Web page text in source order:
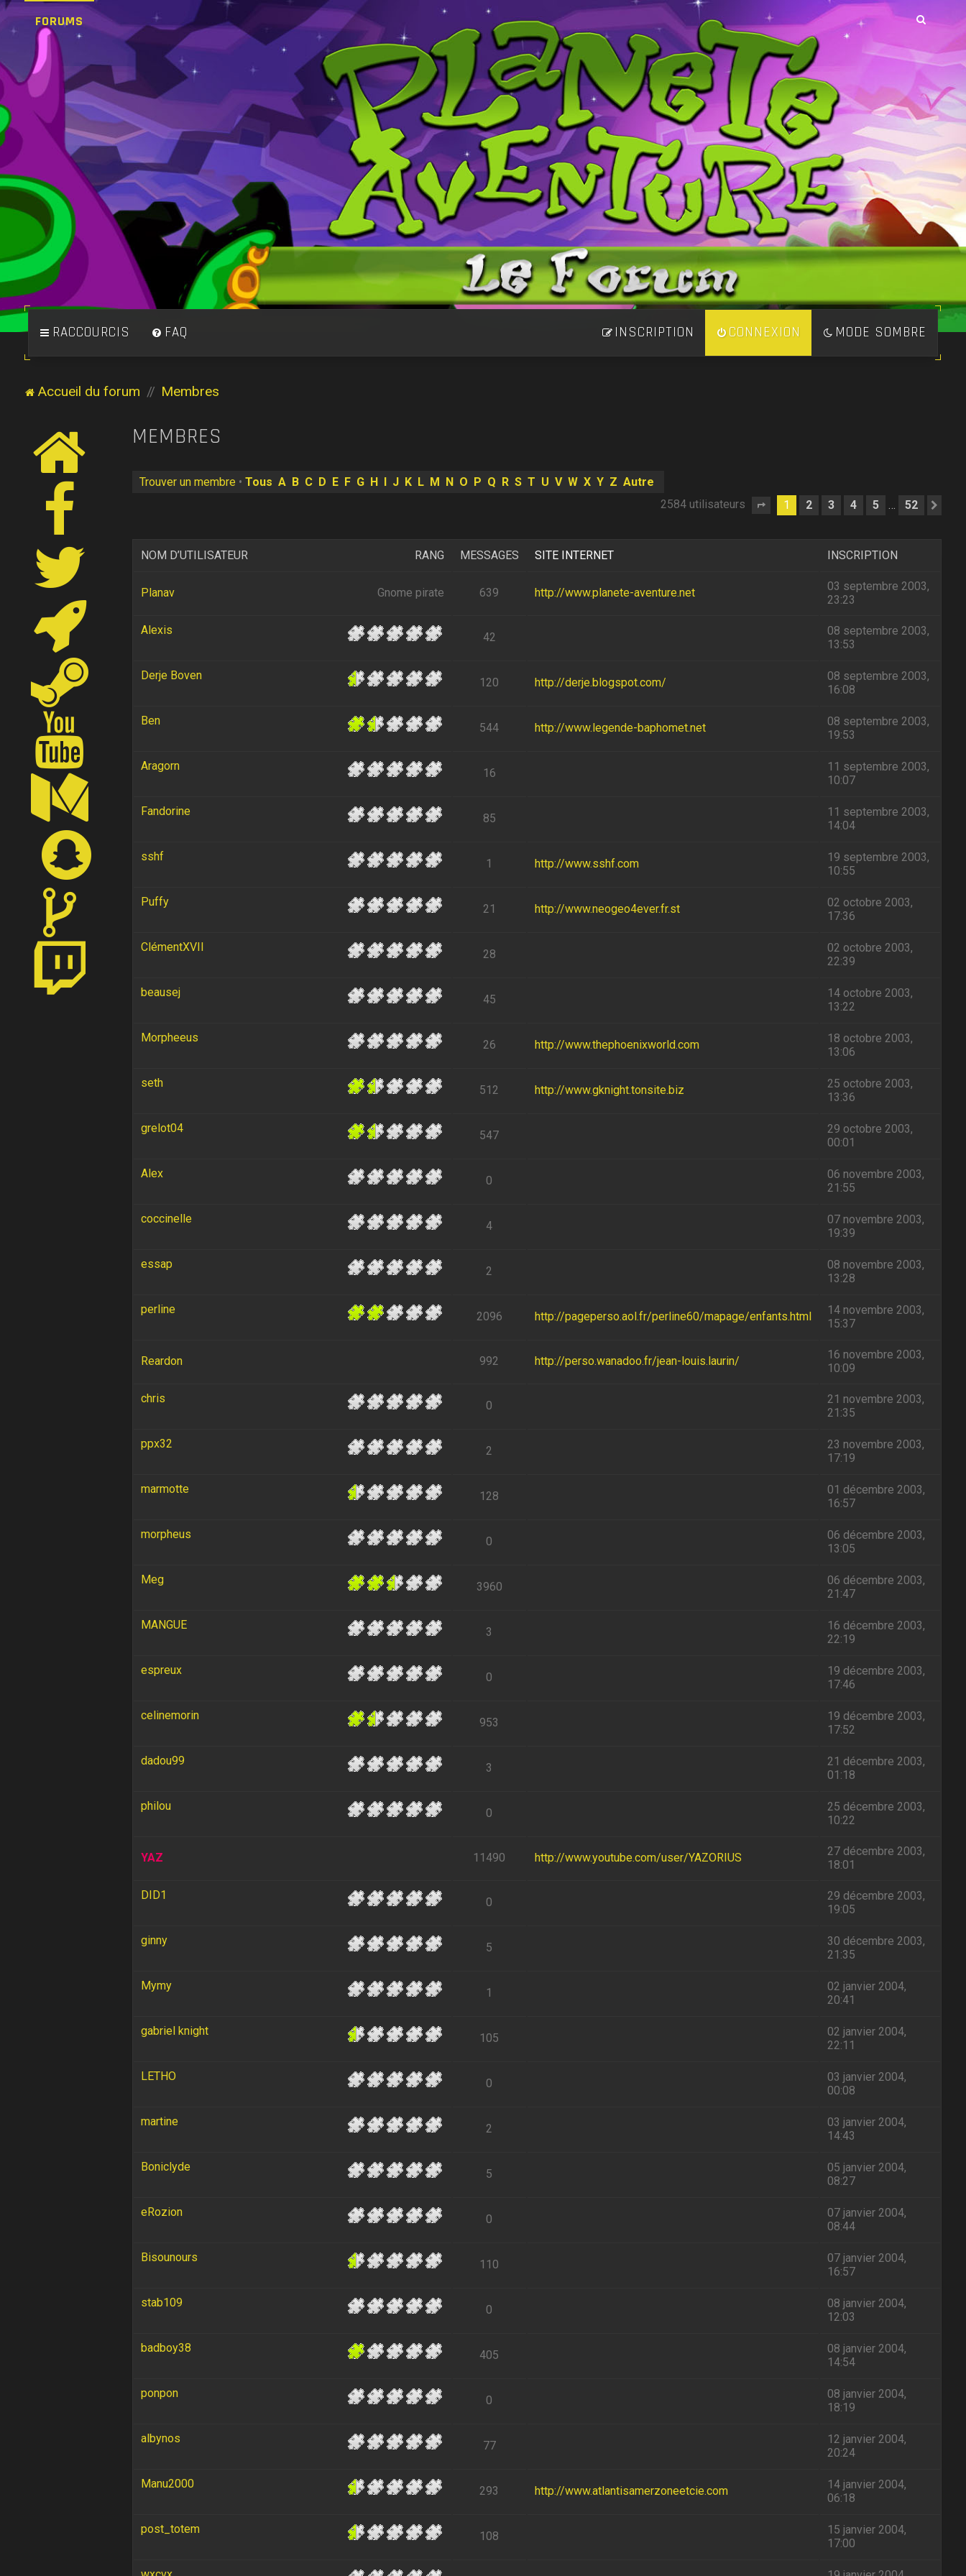
FORUMS
RACCOURCIS MODE SOMBRE
FAQ CONNEXION
INSCRIPTION
Accueil du forum Membres
MEMBRES
Trouver un membre • Tous A B C D E F G H I J K L M N O P Q R S T U V W X Y Z Autre
2584 utilisateurs
Page 1sur52
1 2 3 4 5 … 52
RANG
NOM D’UTILISATEUR MESSAGES SITE INTERNET INSCRIPTION
Gnome pirate
Planav 639 http://www.planete-aventure.net
03 septembre 2003,
23:23
Alexis
42
08 septembre 2003,
13:53
Derje Boven
120 http://derje.blogspot.com/
08 septembre 2003,
16:08
Ben
544 http://www.legende-baphomet.net
08 septembre 2003,
19:53
Aragorn
16
11 septembre 2003,
10:07
Fandorine
85
11 septembre 2003,
14:04
sshf
1 http://www.sshf.com
19 septembre 2003,
10:55
Puffy
21 http://www.neogeo4ever.fr.st
02 octobre 2003,
17:36
ClémentXVII
28
02 octobre 2003,
22:39
beausej
45
14 octobre 2003,
13:22
Morpheeus
26 http://www.thephoenixworld.com
18 octobre 2003,
13:06
seth
512 http://www.gknight.tonsite.biz
25 octobre 2003,
13:36
grelot04
547
29 octobre 2003,
00:01
Alex
0
06 novembre 2003,
21:55
coccinelle
4
07 novembre 2003,
19:39
essap
2
08 novembre 2003,
13:28
perline
2096 http://pageperso.aol.fr/perline60/mapage/enfants.html
14 novembre 2003,
15:37
Reardon 992 http://perso.wanadoo.fr/jean-louis.laurin/
16 novembre 2003,
10:09
chris
0
21 novembre 2003,
21:35
ppx32
2
23 novembre 2003,
17:19
marmotte
128
01 décembre 2003,
16:57
morpheus
0
06 décembre 2003,
13:05
Meg
3960
06 décembre 2003,
21:47
MANGUE
3
16 décembre 2003,
22:19
espreux
0
19 décembre 2003,
17:46
celinemorin
953
19 décembre 2003,
17:52
dadou99
3
21 décembre 2003,
01:18
philou
0
25 décembre 2003,
10:22
YAZ 11490 http://www.youtube.com/user/YAZORIUS
27 décembre 2003,
18:01
DID1
0
29 décembre 2003,
19:05
ginny
5
30 décembre 2003,
21:35
Mymy
1
02 janvier 2004,
20:41
gabriel knight
105
02 janvier 2004,
22:11
LETHO
0
03 janvier 2004,
00:08
martine
2
03 janvier 2004,
14:43
Boniclyde
5
05 janvier 2004,
08:27
eRozion
0
07 janvier 2004,
08:44
Bisounours
110
07 janvier 2004,
16:57
stab109
0
08 janvier 2004,
12:03
badboy38
405
08 janvier 2004,
14:54
ponpon
0
08 janvier 2004,
18:19
albynos
77
12 janvier 2004,
20:24
Manu2000
293 http://www.atlantisamerzoneetcie.com
14 janvier 2004,
06:18
post_totem
108
15 janvier 2004,
17:00